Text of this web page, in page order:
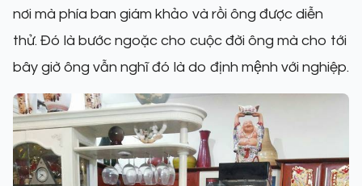
nơi mà phía ban giám khảo và rồi ông được diễn
thử. Đó là bước ngoặc cho cuộc đời ông mà cho tới
bây giờ ông vẫn nghĩ đó là do định mệnh với nghiệp.